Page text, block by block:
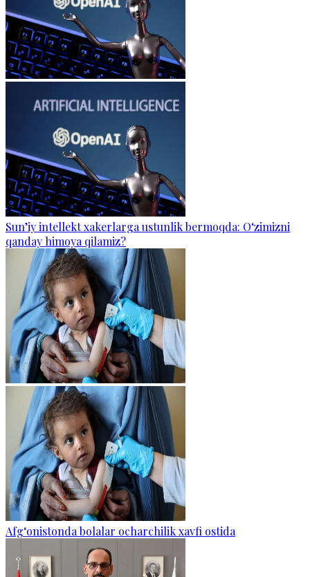
Sun’iy intellekt xakerlarga ustunlik bermoqda: O‘zimizni
qanday himoya qilamiz?
Afg‘onistonda bolalar ocharchilik xavfi ostida